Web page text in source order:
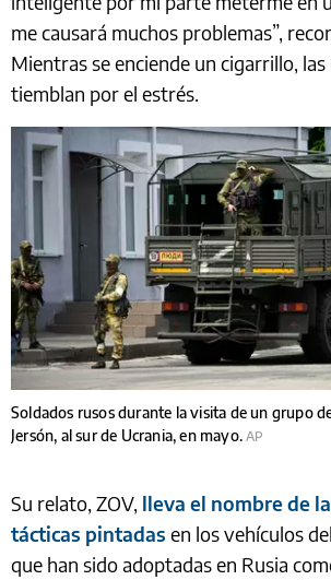
me causará muchos problemas”,
Mientras se enciende un cigarrillo, las
tiemblan por el estrés.
Soldados rusos durante la visita de un grupo
Jersón, al sur de Ucrania, en mayo.AP
Su relato, ZOV, lleva el nombre de
tácticas pintadas en los vehículos
que han sido adoptadas en Rusia